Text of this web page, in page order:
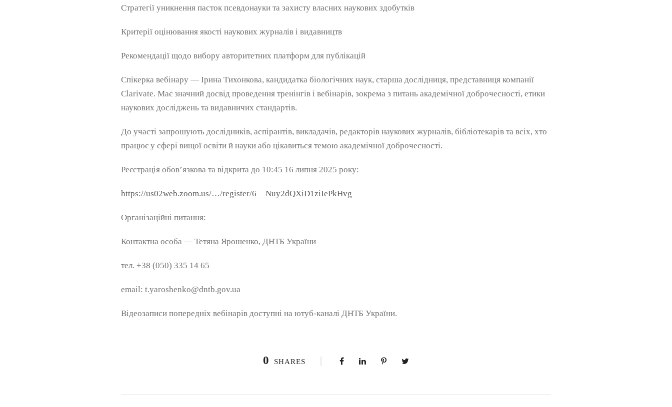
Стратегії уникнення пасток псевдонауки та захисту власних наукових здобутків
Критерії оцінювання якості наукових журналів і видавництв
Рекомендації щодо вибору авторитетних платформ для публікацій
Спікерка вебінару — Ірина Тихонкова, кандидатка біологічних наук, старша дослідниця, представниця компанії
Clarivate. Має значний досвід проведення тренінгів і вебінарів, зокрема з питань академічної доброчесності, етики
наукових досліджень та видавничих стандартів.
До участі запрошують дослідників, аспірантів, викладачів, редакторів наукових журналів, бібліотекарів та всіх, хто
працює у сфері вищої освіти й науки або цікавиться темою академічної доброчесності.
Реєстрація обов’язкова та відкрита до 10:45 16 липня 2025 року:
https://us02web.zoom.us/…/register/6__Nuy2dQXiD1ziIePkHvg
Організаційні питання:
Контактна особа — Тетяна Ярошенко, ДНТБ України
тел. +38 (050) 335 14 65
email: t.yaroshenko@dntb.gov.ua
Відеозаписи попередніх вебінарів доступні на ютуб-каналі ДНТБ України.
0 SHARES